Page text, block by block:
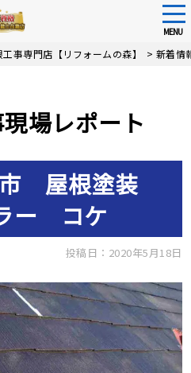
MENU
事専門店【リフォームの森】 > 新着情
場レポート
市 屋根塗装
ー コケ
投稿日：2020年5月18日